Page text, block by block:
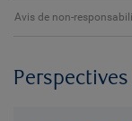
Avis de non-